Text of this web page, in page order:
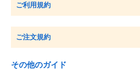
ご利用規約
ご注文規約
その他のガイド